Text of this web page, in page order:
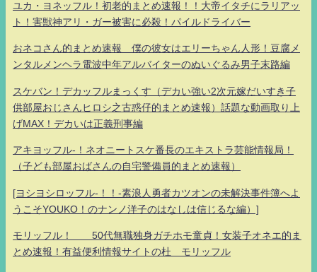
ユカ・ヨネッフル！初老的まとめ速報！！大帝イタチにラリアッ
ト！害獣神アリ・ガー被害に必殺！パイルドライバー
おネコさん的まとめ速報 僕の彼女はエリーちゃん人形！豆腐メ
ンタルメンヘラ電波中年アルバイターのぬいぐるみ男子末路編
スケバン！デカッフルまっくす（デカい強い2次元嫁だいすき子
供部屋おじさんヒロシ之古惑仔的まとめ速報）話題な動画取り上
げMAX！デカいは正義刑事編
アキヨッフル-！ネオニートスケ番長のエキストラ芸能情報局！
（子ども部屋おばさんの自宅警備員的まとめ速報）
[ヨシヨシロッフル-！！-素浪人勇者カツオンの未解決事件簿へよ
うこそYOUKO！のナンノ洋子のはなしは信じるな編）]
モリッフル！ 50代無職独身ガチホモ童貞！女装子オネエ的ま
とめ速報！有益便利情報サイトの杜 モリッフル